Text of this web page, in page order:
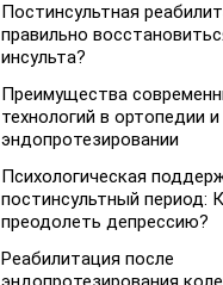
Постинсультная
правильно
инсульта?
Преимущества
технологий в ортопедии и
эндопротезировании
Психологическая
постинсультный период:
преодолеть депрессию?
Реабилитация после